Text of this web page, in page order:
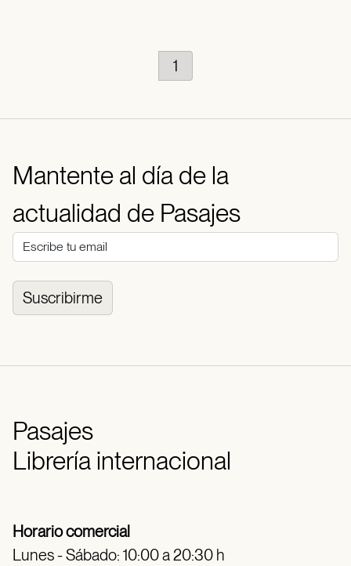
1
Mantente al día de la
actualidad de Pasajes
Suscribirme
Pasajes
Librería internacional
Horario comercial
Lunes - Sábado: 10:00 a 20:30 h